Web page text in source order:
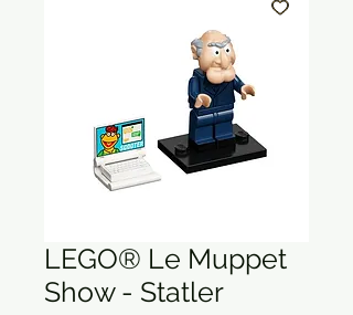
LEGO® Le Muppet
Show - Statler